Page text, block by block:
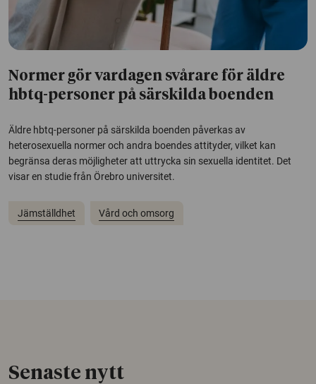
Normer gör vardagen svårare för äldre
hbtq-personer på särskilda boenden
Äldre hbtq-personer på särskilda boenden påverkas av
heterosexuella normer och andra boendes attityder, vilket kan
begränsa deras möjligheter att uttrycka sin sexuella identitet. Det
visar en studie från Örebro universitet.
Jämställdhet Vård och omsorg
Senaste nytt